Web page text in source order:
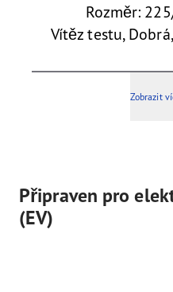
Rozměr:
Vítěz testu,
Zobrazit
Připraven pro
(EV)